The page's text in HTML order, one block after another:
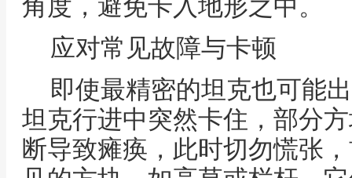
角度，避免卡入地形之中。
应对常见故障与卡顿
即使最精密的坦克也可能
坦克行进中突然卡住，部分
断导致瘫痪，此时切勿慌张